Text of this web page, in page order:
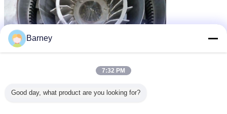
Barney
7:32 PM
Good day, what product are you looking for?